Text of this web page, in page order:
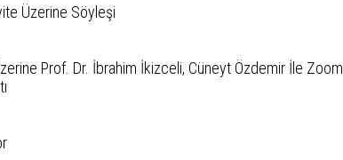
Üzerine Söyleşi
Prof. Dr. İbrahim İkizceli, Cüneyt Özdemir İle Zoom